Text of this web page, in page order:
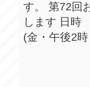
す。 第72回
します 日時
(金・午後2